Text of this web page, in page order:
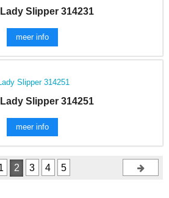
Slipper 314231
meer info
Slipper 314251
meer info
2 3 4 5